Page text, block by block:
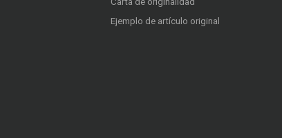
Ejemplo de artículo original